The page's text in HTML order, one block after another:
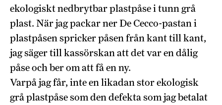
ekologiskt nedbrytbar plastpåse i tunn grå
plast. När jag packar ner De Cecco-pastan i
plastpåsen spricker påsen från kant till kant,
jag säger till kassörskan att det var en dålig
påse och ber om att få en ny.
Varpå jag får, inte en likadan stor ekologisk
grå plastpåse som den defekta som jag betalat